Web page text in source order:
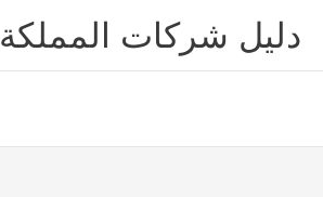
دليل شركات المملكة